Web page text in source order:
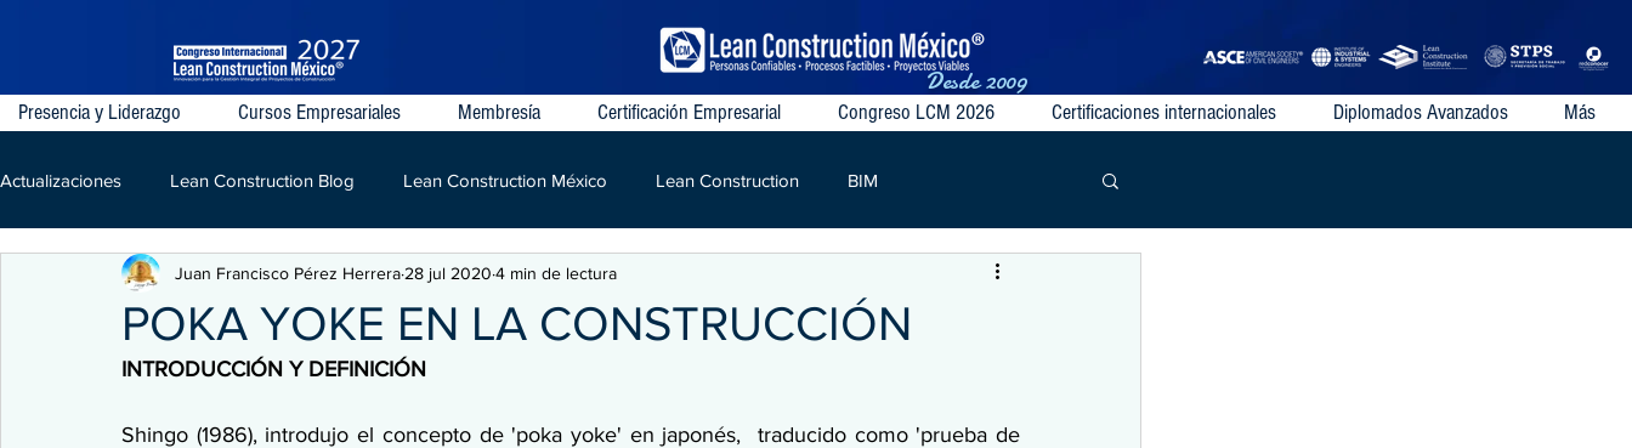
Desde 2009
Presencia y Liderazgo Cursos Empresariales Membresía Certificación Empresarial Congreso LCM 2026 Certificaciones internacionales Diplomados Avanzados Más
Actualizaciones Lean Construction Blog Lean Construction México Lean Construction BIM
Last Planner System VDC IPD Lean LPDS VSM Contratos Colaborativos
Construcción
POKA YOKE EN LA CONSTRUCCIÓN
Juan Francisco Pérez Herrera 28 jul 2020 4 min de lectura
INTRODUCCIÓN Y DEFINICIÓN
Shingo (1986), introdujo el concepto de 'poka yoke' en japonés,  traducido como 'prueba de